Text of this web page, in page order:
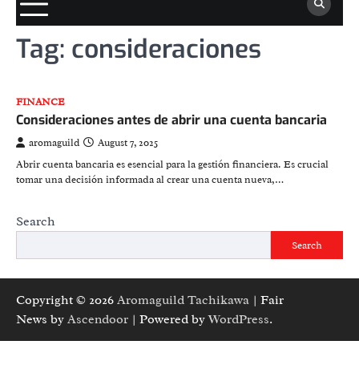
Tag: consideraciones
FINANCE
Consideraciones antes de abrir una cuenta bancaria
aromaguild
August 7, 2025
Abrir cuenta bancaria es esencial para la gestión financiera. Es crucial
tomar una decisión informada al crear una cuenta nueva,…
Search
Search
Copyright © 2026 Aromaguild Tachikawa | Fair
News by Ascendoor | Powered byWordPress.